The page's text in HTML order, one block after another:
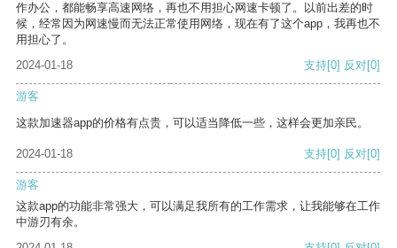
作办公，都能畅享高速网络，再也不用担心网速卡顿了。以前出差的时
候，经常因为网速慢而无法正常使用网络，现在有了这个app，我再也不
用担心了。
2024-01-18
支持[0] 反对[0]
游客
这款加速器app的价格有点贵，可以适当降低一些，这样会更加亲民。
2024-01-18 支持[0] 反对[0]
游客
这款app的功能非常强大，可以满足我所有的工作需求，让我能够在工作
中游刃有余。